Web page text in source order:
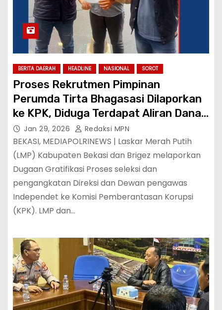
BERITA DAERAH HEADLINE NASIONAL SOROT
Proses Rekrutmen Pimpinan
Perumda Tirta Bhagasasi Dilaporkan
ke KPK, Diduga Terdapat Aliran Dana
Tidak Wajar
Jan 29, 2026 Redaksi MPN
BEKASI, MEDIAPOLRINEWS | Laskar Merah Putih
(LMP) Kabupaten Bekasi dan Brigez melaporkan
Dugaan Gratifikasi Proses seleksi dan
pengangkatan Direksi dan Dewan pengawas
Independet ke Komisi Pemberantasan Korupsi
(KPK). LMP dan…